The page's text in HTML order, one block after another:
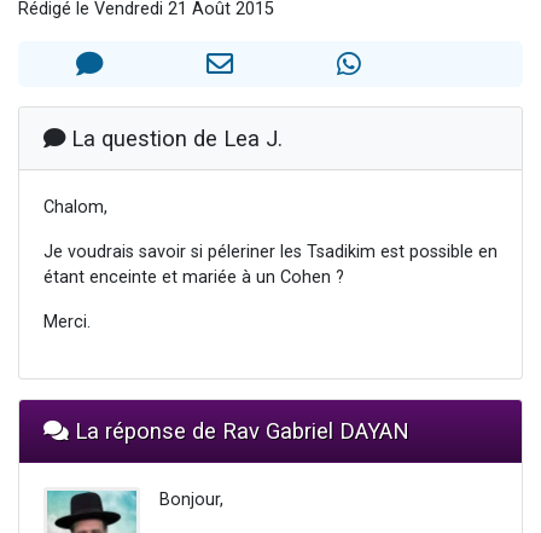
2 personnes viennent de faire un don pour 1 Journée de Vacances Pour les Enfants
Il reste 49 places pour étudier en groupe sur Zoom
2 personnes viennent de nous rejoindre sur WhatsApp
Rédigé le Vendredi 21 Août 2015
La question de Lea J.
Chalom,
Je voudrais savoir si péleriner les Tsadikim est possible en
étant enceinte et mariée à un Cohen ?
Merci.
La réponse de Rav Gabriel DAYAN
Bonjour,